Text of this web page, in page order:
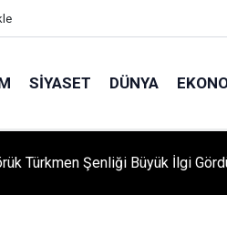
SIYASET DÜNYA
Türkmen Şenliği Büyük İlgi